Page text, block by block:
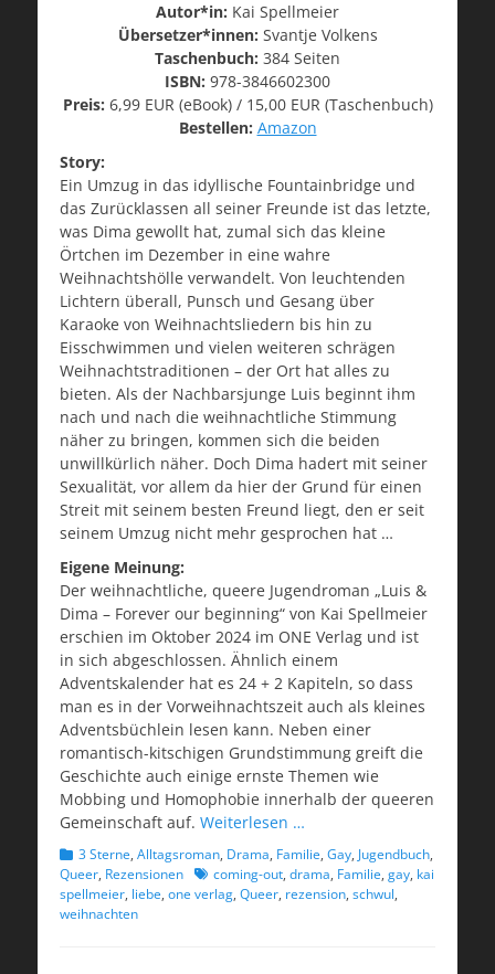
Autor*in: Kai Spellmeier
Übersetzer*innen: Svantje Volkens
Taschenbuch: 384 Seiten
ISBN: 978-3846602300
Preis: 6,99 EUR (eBook) / 15,00 EUR (Taschenbuch)
Bestellen: Amazon
Story:
Ein Umzug in das idyllische Fountainbridge und
das Zurücklassen all seiner Freunde ist das letzte,
was Dima gewollt hat, zumal sich das kleine
Örtchen im Dezember in eine wahre
Weihnachtshölle verwandelt. Von leuchtenden
Lichtern überall, Punsch und Gesang über
Karaoke von Weihnachtsliedern bis hin zu
Eisschwimmen und vielen weiteren schrägen
Weihnachtstraditionen – der Ort hat alles zu
bieten. Als der Nachbarsjunge Luis beginnt ihm
nach und nach die weihnachtliche Stimmung
näher zu bringen, kommen sich die beiden
unwillkürlich näher. Doch Dima hadert mit seiner
Sexualität, vor allem da hier der Grund für einen
Streit mit seinem besten Freund liegt, den er seit
seinem Umzug nicht mehr gesprochen hat …
Eigene Meinung:
Der weihnachtliche, queere Jugendroman „Luis &
Dima – Forever our beginning“ von Kai Spellmeier
erschien im Oktober 2024 im ONE Verlag und ist
in sich abgeschlossen. Ähnlich einem
Adventskalender hat es 24 + 2 Kapiteln, so dass
man es in der Vorweihnachtszeit auch als kleines
Adventsbüchlein lesen kann. Neben einer
romantisch-kitschigen Grundstimmung greift die
Geschichte auch einige ernste Themen wie
Mobbing und Homophobie innerhalb der queeren
Gemeinschaft auf. Weiterlesen …
Kategorien
3 Sterne, Alltagsroman, Drama, Familie, Gay, Jugendbuch,
Queer, Rezensionen Schlagworte
coming-out, drama, Familie, gay, kai
spellmeier, liebe, one verlag, Queer, rezension, schwul,
weihnachten